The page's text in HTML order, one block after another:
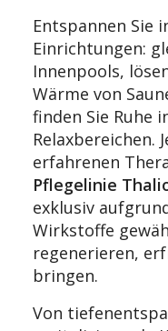
Entspannen Sie
Einrichtungen:
Innenpools,
Wärme von
finden Sie Ruhe
Relaxbereichen.
erfahrenen
Pflegelinie
exklusiv
Wirkstoffe
regenerieren,
bringen.
Von